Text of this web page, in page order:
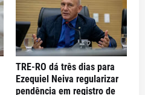
TRE-RO dá três dias para
Ezequiel Neiva regularizar
pendência em registro de